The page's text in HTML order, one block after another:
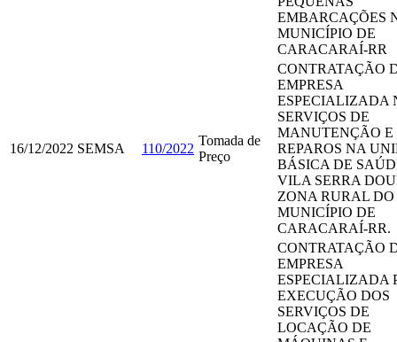
EMBARCAÇÕES
MUNICÍPIO DE
CARACARAÍ-RR
16/12/2022 SEMSA 110/2022
Tomada de
Preço
CONTRATAÇÃO
EMPRESA
ESPECIALIZADA
SERVIÇOS DE
MANUTENÇÃO E
REPAROS NA
BÁSICA DE
VILA SERRA
ZONA RURAL DO
MUNICÍPIO DE
CARACARAÍ-RR.
CONTRATAÇÃO
EMPRESA
ESPECIALIZADA
EXECUÇÃO DOS
SERVIÇOS DE
LOCAÇÃO DE